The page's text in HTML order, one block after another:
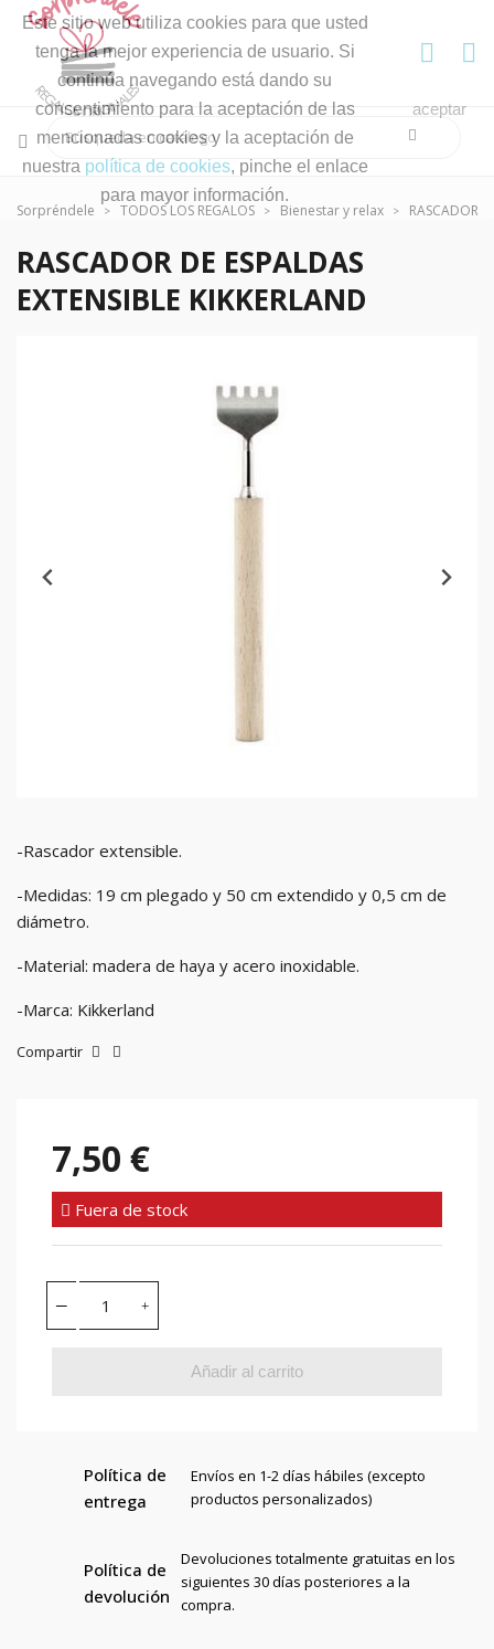
Este sitio web utiliza cookies para que usted
tenga la mejor experiencia de usuario. Si
continúa navegando está dando su
consentimiento para la aceptación de las
mencionadas cookies y la aceptación de
nuestra política de cookies, pinche el enlace
para mayor información.
aceptar
Sorpréndele TODOS LOS REGALOS Bienestar y relax RASCADOR
RASCADOR DE ESPALDAS
EXTENSIBLE KIKKERLAND
-Rascador extensible.
-Medidas: 19 cm plegado y 50 cm extendido y 0,5 cm de
diámetro.
-Material: madera de haya y acero inoxidable.
-Marca: Kikkerland
Compartir
7,50 €
Fuera de stock
Añadir al carrito
Política de
entrega
Envíos en 1-2 días hábiles (excepto
productos personalizados)
Política de
devolución
Devoluciones totalmente gratuitas en los
siguientes 30 días posteriores a la
compra.